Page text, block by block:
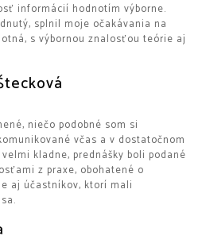
informácií hodnotím výborne.
splnil moje očakávania na
s výbornou znalosťou teórie aj
niečo podobné som si
včas a v dostatočnom
kladne, prednášky boli podané
z praxe, obohatené o
aj účastníkov, ktorí mali